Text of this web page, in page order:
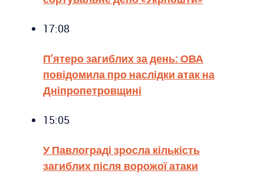
17:08
П’ятеро загиблих за день: ОВА
повідомила про наслідки атак на
Дніпропетровщині
15:05
У Павлограді зросла кількість
загиблих після ворожої атаки